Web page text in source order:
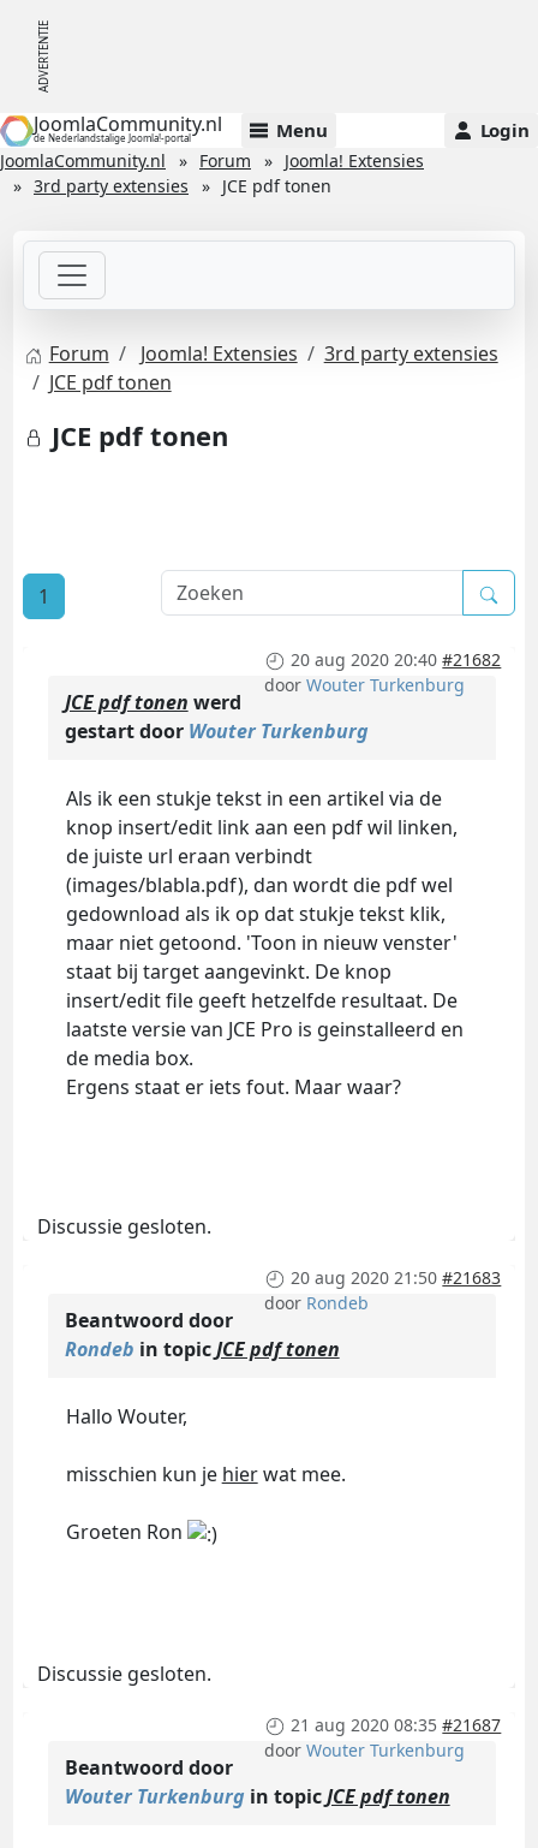
JoomlaCommunity.nl
de Nederlandstalige Joomla!-portal Menu Login
JoomlaCommunity.nl Forum
Joomla! Extensies
3rd party extensies
JCE pdf tonen
Forum Joomla! Extensies
3rd party extensies
JCE pdf tonen
JCE pdf tonen
1
20 aug 2020 20:40 #21682
doorWouter Turkenburg
JCE pdf tonen werd
gestart door Wouter Turkenburg
Als ik een stukje tekst in een artikel via de
knop insert/edit link aan een pdf wil linken,
de juiste url eraan verbindt
(images/blabla.pdf), dan wordt die pdf wel
gedownload als ik op dat stukje tekst klik,
maar niet getoond. 'Toon in nieuw venster'
staat bij target aangevinkt. De knop
insert/edit file geeft hetzelfde resultaat. De
laatste versie van JCE Pro is geinstalleerd en
de media box.
Ergens staat er iets fout. Maar waar?
Discussie gesloten.
20 aug 2020 21:50 #21683
door Rondeb
Beantwoord door
Rondeb in topicJCE pdf tonen
Hallo Wouter,
misschien kun je hierwat mee.
Groeten Ron
Discussie gesloten.
21 aug 2020 08:35 #21687
doorWouter Turkenburg
Beantwoord door
Wouter Turkenburg in topicJCE pdf tonen